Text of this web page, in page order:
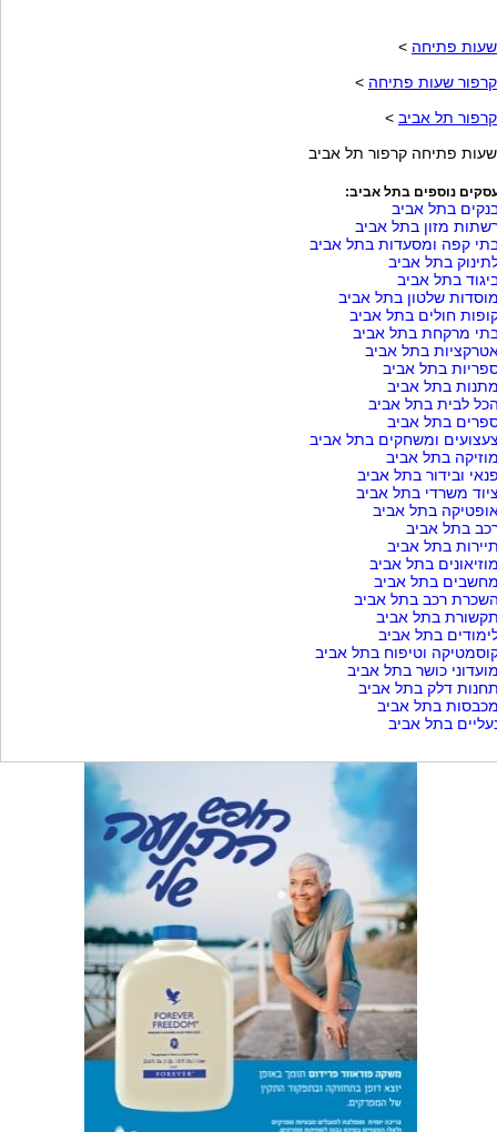
שעות פתיחה >
קרפור שעות פתיחה >
קרפור תל אביב >
שעות פתיחה קרפור תל אביב
נוספים בתל אביב:
בתל אביב
מזון בתל אביב
קפה ומסעדות בתל אביב
בתל אביב
בתל אביב
שלטון בתל אביב
חולים בתל אביב
מרקחת בתל אביב
בתל אביב
בתל אביב
בתל אביב
לבית בתל אביב
בתל אביב
ומשחקים בתל אביב
בתל אביב
ובידור בתל אביב
משרדי בתל אביב
בתל אביב
בתל אביב
בתל אביב
בתל אביב
בתל אביב
רכב בתל אביב
בתל אביב
בתל אביב
וטיפוח בתל אביב
כושר בתל אביב
דלק בתל אביב
בתל אביב
בתל אביב